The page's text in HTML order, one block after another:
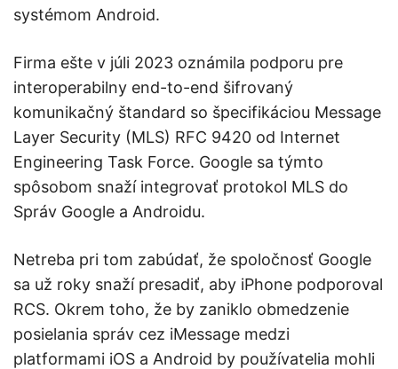
systémom Android.
Firma ešte v júli 2023 oznámila podporu pre
interoperabilny end-to-end šifrovaný
komunikačný štandard so špecifikáciou Message
Layer Security (MLS) RFC 9420 od Internet
Engineering Task Force. Google sa týmto
spôsobom snaží integrovať protokol MLS do
Správ Google a Androidu.
Netreba pri tom zabúdať, že spoločnosť Google
sa už roky snaží presadiť, aby iPhone podporoval
RCS. Okrem toho, že by zaniklo obmedzenie
posielania správ cez iMessage medzi
platformami iOS a Android by používatelia mohli